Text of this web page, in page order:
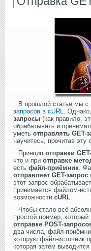
В прошлой статье мы
запросов в cURL.
запросы (как правило,
обрабатывать и
уметь отправлять GET-
научитесь, прочитав эту
Принцип отправки
что и при отправке
есть файл-приёмник.
отправляет GET-запрос
этот запрос
принимается файлом-
возможности cURL.
Чтобы стало всё
простой пример,
отправке POST-
два числа, файл-
которую файл-источник
которая затем